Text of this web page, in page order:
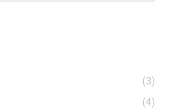
(3)
(4)